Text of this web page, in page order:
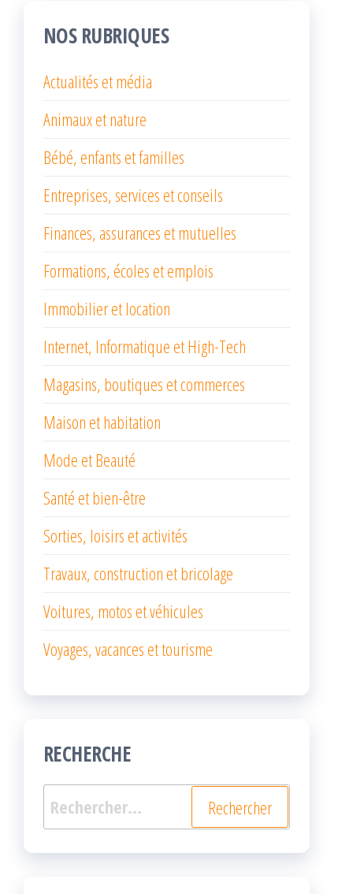
NOS RUBRIQUES
Actualités et média
Animaux et nature
Bébé, enfants et familles
Entreprises, services et conseils
Finances, assurances et mutuelles
Formations, écoles et emplois
Immobilier et location
Internet, Informatique et High-Tech
Magasins, boutiques et commerces
Maison et habitation
Mode et Beauté
Santé et bien-être
Sorties, loisirs et activités
Travaux, construction et bricolage
Voitures, motos et véhicules
Voyages, vacances et tourisme
RECHERCHE
Rechercher :